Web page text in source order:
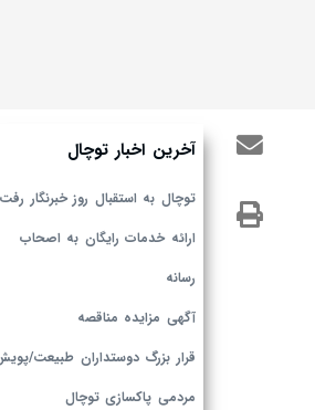
آخرین اخبار توچال
توچال به استقبال روز خبرنگار
ارائه خدمات رایگان به اصحاب
رسانه
آگهی مزایده مناقصه
قرار بزرگ دوستداران طبیعت/
مردمی پاکسازی توچال